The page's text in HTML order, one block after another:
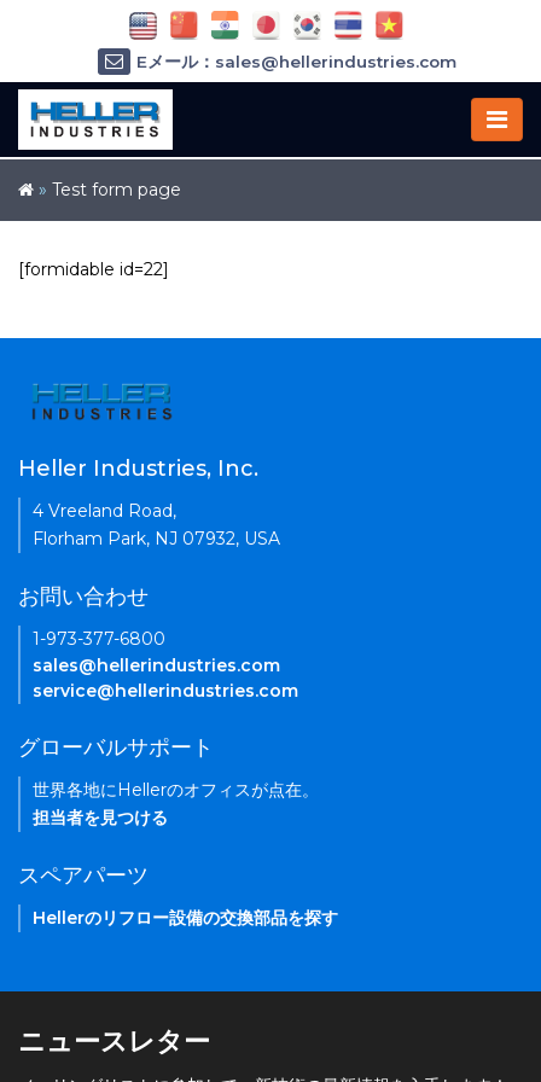
» Test form page
[formidable id=22]
Eメール：sales@hellerindustries.com
Eメール：service@hellerindustries.com
Heller Industries, Inc.
4 Vreeland Road,
Florham Park, NJ 07932, USA
お問い合わせ
1-973-377-6800
sales@hellerindustries.com
service@hellerindustries.com
グローバルサポート
世界各地にHellerのオフィスが点在。
担当者を見つける
スペアパーツ
Hellerのリフロー設備の交換部品を探す
ニュースレター